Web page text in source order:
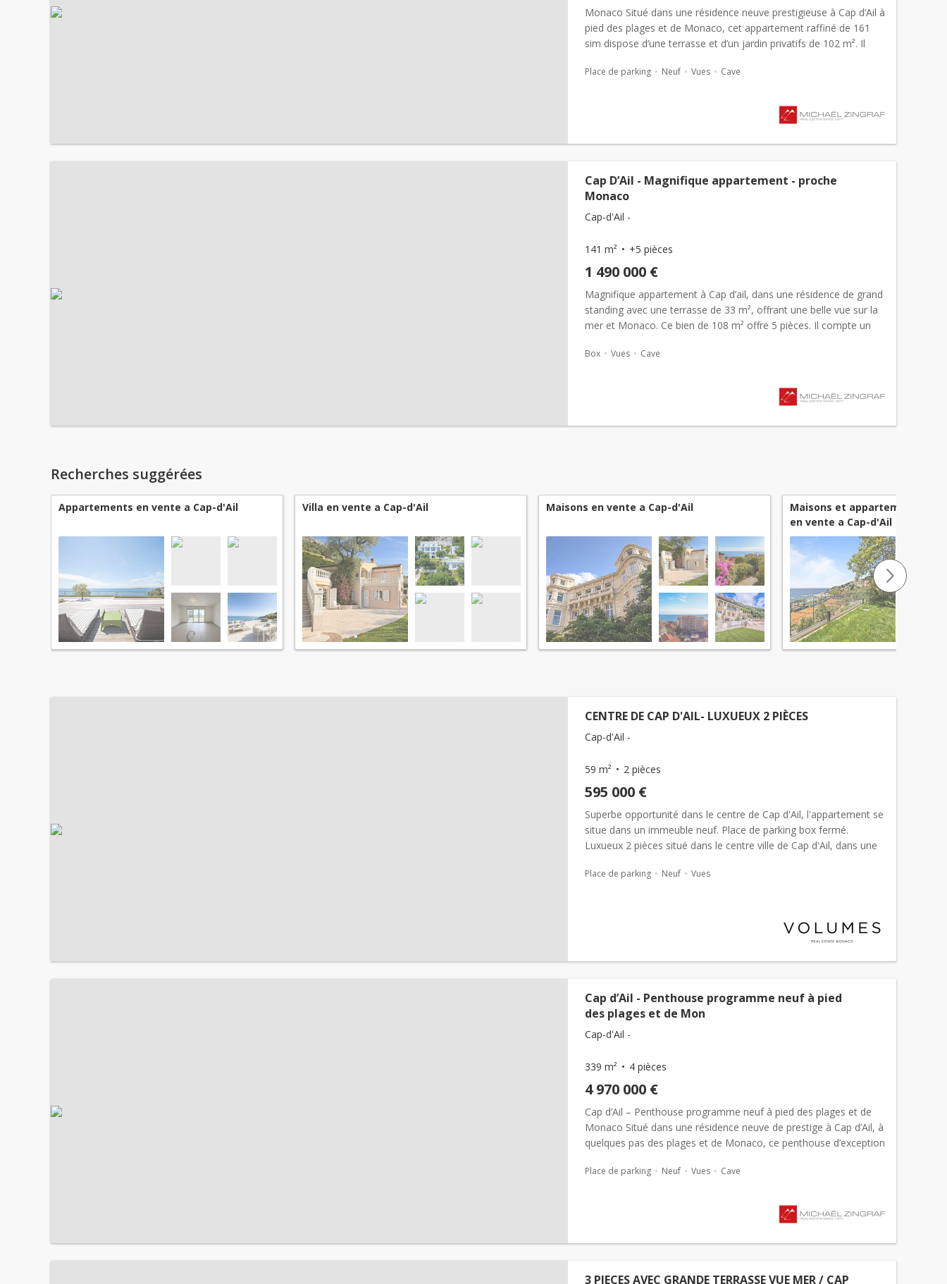
Monaco Situé dans une résidence neuve prestigieuse à Cap d’Ail à
pied des plages et de Monaco, cet appartement raffiné de 161
sim dispose d’une terrasse et d’un jardin privatifs de 102 m². Il
Place de parking Neuf Vues Cave
Cap D’Ail - Magnifique appartement - proche
Monaco
Cap-d'Ail -
141 m² +5 pièces
1 490 000 €
Magnifique appartement à Cap d’ail, dans une résidence de grand
standing avec une terrasse de 33 m², offrant une belle vue sur la
mer et Monaco. Ce bien de 108 m² offre 5 pièces. Il compte un
Box Vues Cave
Recherches suggérées
Appartements en vente a Cap-d'Ail Villa en vente a Cap-d'Ail Maisons en vente a Cap-d'Ail
Maisons et appartements
en vente a Cap-d'Ail
CENTRE DE CAP D'AIL- LUXUEUX 2 PIÈCES
Cap-d'Ail -
59 m² 2 pièces
595 000 €
Superbe opportunité dans le centre de Cap d'Ail, l'appartement se
situe dans un immeuble neuf. Place de parking box fermé.
Luxueux 2 pièces situé dans le centre ville de Cap d'Ail, dans une
Place de parking Neuf Vues
Cap d’Ail - Penthouse programme neuf à pied
des plages et de Mon
Cap-d'Ail -
339 m² 4 pièces
4 970 000 €
Cap d’Ail – Penthouse programme neuf à pied des plages et de
Monaco Situé dans une résidence neuve de prestige à Cap d’Ail, à
quelques pas des plages et de Monaco, ce penthouse d’exception
Place de parking Neuf Vues Cave
3 PIECES AVEC GRANDE TERRASSE VUE MER / CAP